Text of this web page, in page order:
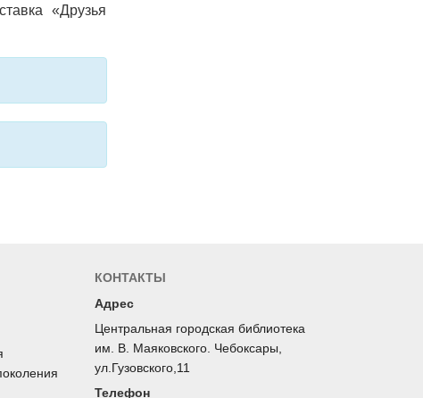
«Друзья
КОНТАКТЫ
Адрес
Центральная городская библиотека
им. В. Маяковского. Чебоксары,
ул.Гузовского,11
Телефон